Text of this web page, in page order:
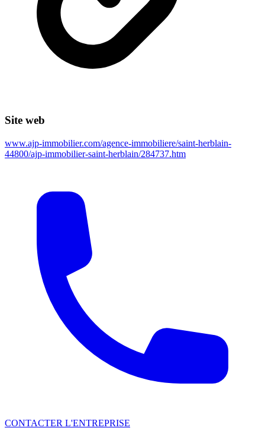
Site web
www.ajp-immobilier.com/agence-immobiliere/saint-herblain-
44800/ajp-immobilier-saint-herblain/284737.htm
CONTACTER L'ENTREPRISE